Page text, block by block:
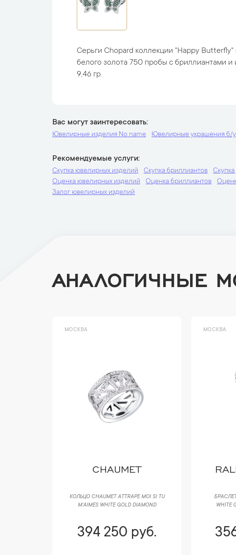
Серьги Chopard коллекции "Happy
белого золота 750 пробы с бриллиантами и
9,46 гр.
Вас могут заинтересовать
Ювелирные изделия No name Ювелирные украшения б/у
Рекомендуемые услуги
Скупка ювелирных изделий Скупка бриллиантов
Оценка ювелирных изделий
Оценка бриллиантов
Залог ювелирных изделий
АНАЛОГИЧНЫЕ
МОСКВА
CHAUMET
КОЛЬЦО CHAUMET ATTRAPE MOI SI TU
M'AIMES WHITE GOLD DIAMOND
394 250 руб.
МОСКВА
БРАСЛЕТ
WHITE